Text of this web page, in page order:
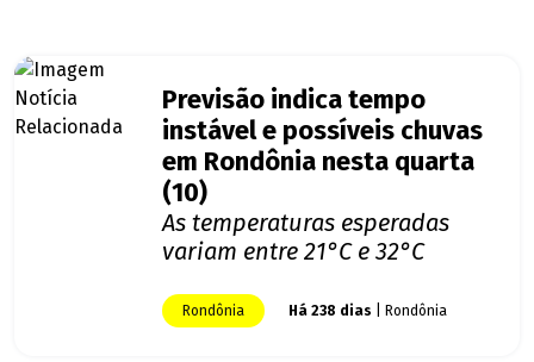
Previsão indica tempo
instável e possíveis chuvas
em Rondônia nesta quarta
(10)
As temperaturas esperadas
variam entre 21°C e 32°C
Rondônia Há 238 dias | Rondônia